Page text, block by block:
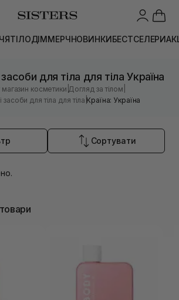
ТІЛОДІММЕРЧНОВИНКИБЕСТСЕЛЕРИ
для тіла для тіла Україна
магазин косметики Догляд за тілом
для тіла для тіла |Країна: Україна
Сортувати